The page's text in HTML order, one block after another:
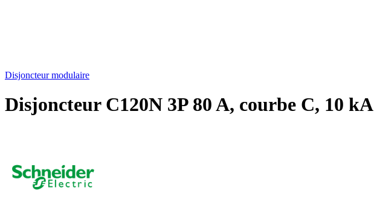
Disjoncteur modulaire
Disjoncteur C120N 3P 80 A, courbe C, 10 kA